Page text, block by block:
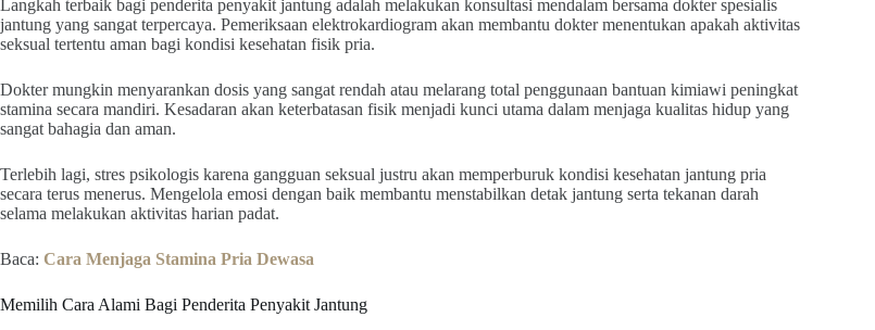
Langkah terbaik bagi penderita penyakit jantung adalah melakukan konsultasi mendalam bersama dokter spesialis
jantung yang sangat terpercaya. Pemeriksaan elektrokardiogram akan membantu dokter menentukan apakah aktivitas
seksual tertentu aman bagi kondisi kesehatan fisik pria.
Dokter mungkin menyarankan dosis yang sangat rendah atau melarang total penggunaan bantuan kimiawi peningkat
stamina secara mandiri. Kesadaran akan keterbatasan fisik menjadi kunci utama dalam menjaga kualitas hidup yang
sangat bahagia dan aman.
Terlebih lagi, stres psikologis karena gangguan seksual justru akan memperburuk kondisi kesehatan jantung pria
secara terus menerus. Mengelola emosi dengan baik membantu menstabilkan detak jantung serta tekanan darah
selama melakukan aktivitas harian padat.
Baca: Cara Menjaga Stamina Pria Dewasa
Memilih Cara Alami Bagi Penderita Penyakit Jantung